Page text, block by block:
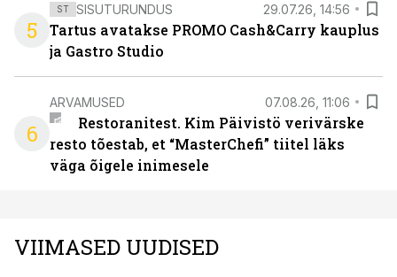
5
ST SISUTURUNDUS 29.07.26, 14:56
Tartus avatakse PROMO Cash&Carry kauplus
ja Gastro Studio
6
ARVAMUSED 07.08.26, 11:06
Restoranitest. Kim Päivistö verivärske
resto tõestab, et “MasterChefi” tiitel läks
väga õigele inimesele
VIIMASED UUDISED